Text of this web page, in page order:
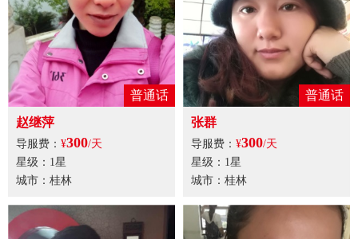
普通话
赵继萍
导服费： ¥300/天
星级：1星
城市：桂林
普通话
张群
导服费： ¥300/天
星级：1星
城市：桂林